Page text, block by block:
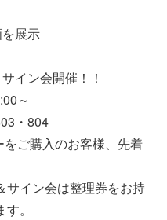
展示
イン会開催！！
～
・804
ご購入のお客様、先着
サイン会は整理券をお持
。